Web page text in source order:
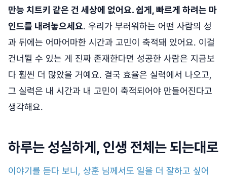
만능 치트키 같은 건 세상에 없어요. 쉽게, 빠르게 하려는 마
인드를 내려놓으세요. 우리가 부러워하는 어떤 사람의 성
과 뒤에는 어마어마한 시간과 고민이 축적돼 있어요. 이걸
건너뛸 수 있는 게 진짜 존재한다면 성공한 사람은 지금보
다 훨씬 더 많았을 거예요. 결국 효율은 실력에서 나오고,
그 실력은 내 시간과 내 고민이 축적되어야 만들어진다고
생각해요.
하루는 성실하게, 인생 전체는 되는대로
이야기를 듣다 보니, 상훈 님께서도 일을 더 잘하고 싶어